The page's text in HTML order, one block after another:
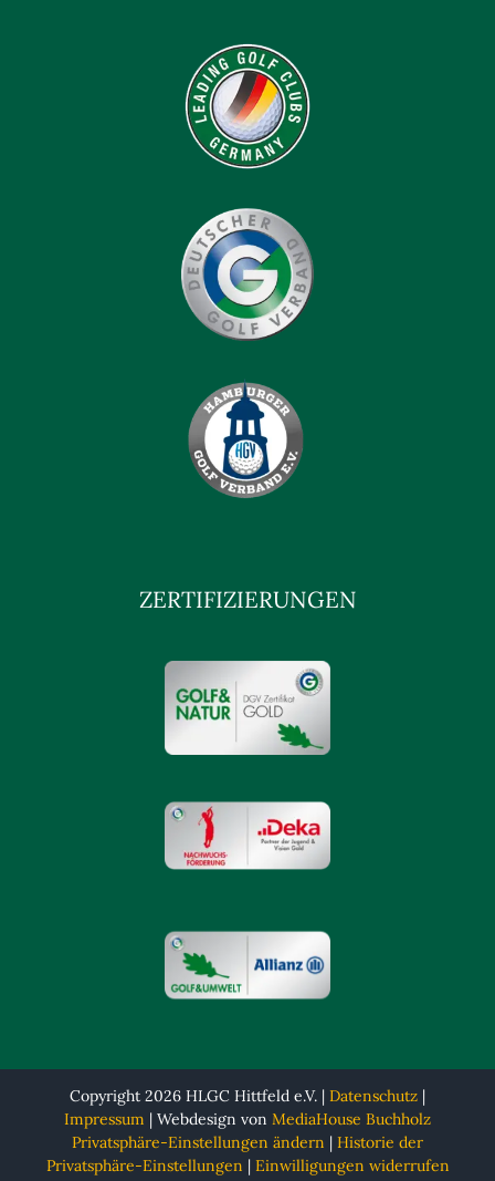
ZERTIFIZIERUNGEN
Copyright 2026 HLGC Hittfeld e.V. | Datenschutz |
Impressum | Webdesign von MediaHouse Buchholz
Privatsphäre-Einstellungen ändern | Historie der
Privatsphäre-Einstellungen | Einwilligungen widerrufen